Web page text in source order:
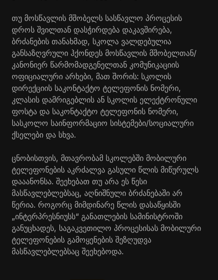
თუ მოსწავლის მშობელს სასწავლო პროცესის
დროს შვილთან დასჭირდება დაკავშირება,
ბრძანების თანახმად, სკოლა ვალდებულია
განსაზღვრული ჰქონდეს მოსწავლის მშობელთან/
კანონიერ წარმომადგენელთან კომუნიკაციის
ოფიციალური არხები, მათ შორის: სკოლის
დირექციის საკონტაქტო ტელეფონის ნომერი,
კლასის დამრიგებლის ან სკოლის ელექტრონული
ფოსტა და საკონტაქტო ტელეფონის ნომერი,
სასკოლო საინფორმაციო სისტემები/სოციალური
ქსელები და სხვა.
ცნობისთვის, მთავრობამ სკოლებში მობილური
ტელეფონების აკრძალვა გასული წლის მიწურულს
დააანონსა. შეეხებათ თუ არა ეს წესი
მასწავლებლებსაც, აღნიშნული ბრძანებაში არ
წერია. როგორც მიმდინარე წლის დასაწყისში
„ინტერპრესნიუსს“ განათლების სამინისტროში
განუცხადეს, საგაკვეთილო პროცესისას მობილური
ტელეფონების გამოყენების შეზღუდვა
მასწავლებლებსაც შეეხებოდა.